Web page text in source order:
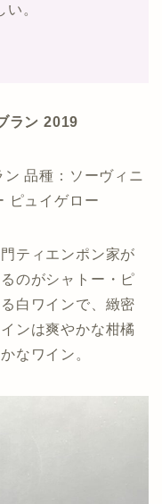
。
ラン 2019
品種：ソーヴィニ
ピュイゲロー
ティエンポン家が
のがシャトー・ピ
白ワインで、緻密
ンは爽やかな柑橘
なワイン。